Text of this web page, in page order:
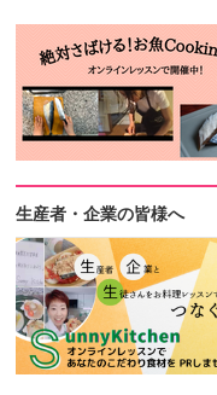
生産者・企業の皆様へ